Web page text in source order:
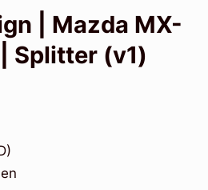
| Mazda MX-
Splitter (v1)